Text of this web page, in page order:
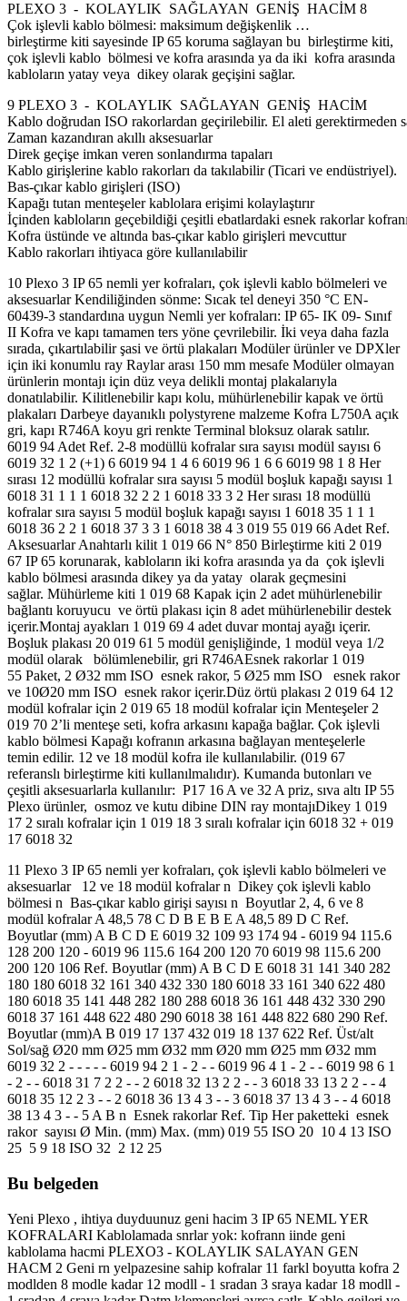
PLEXO 3 - KOLAYLIK SAĞLAYAN GENİŞ HACİM 8
Çok işlevli kablo bölmesi: maksimum değişkenlik …
birleştirme kiti sayesinde IP 65 koruma sağlayan bu birleştirme kiti,
çok işlevli kablo bölmesi ve kofra arasında ya da iki kofra arasında
kabloların yatay veya dikey olarak geçişini sağlar.
9 PLEXO 3 - KOLAYLIK SAĞLAYAN GENİŞ HACİM
Kablo doğrudan ISO rakorlardan geçirilebilir. El aleti gerektirmeden
Zaman kazandıran akıllı aksesuarlar
Direk geçişe imkan veren sonlandırma tapaları
Kablo girişlerine kablo rakorları da takılabilir (Ticari ve endüstriyel).
Bas-çıkar kablo girişleri (ISO)
Kapağı tutan menteşeler kablolara erişimi kolaylaştırır
İçinden kabloların geçebildiği çeşitli ebatlardaki esnek rakorlar
Kofra üstünde ve altında bas-çıkar kablo girişleri mevcuttur
Kablo rakorları ihtiyaca göre kullanılabilir
10 Plexo 3 IP 65 nemli yer kofraları, çok işlevli kablo bölmeleri ve
aksesuarlar Kendiliğinden sönme: Sıcak tel deneyi 350 °C EN-
60439-3 standardına uygun Nemli yer kofraları: IP 65- IK 09- Sınıf
II Kofra ve kapı tamamen ters yöne çevrilebilir. İki veya daha fazla
sırada, çıkartılabilir şasi ve örtü plakaları Modüler ürünler ve DPXler
için iki konumlu ray Raylar arası 150 mm mesafe Modüler olmayan
ürünlerin montajı için düz veya delikli montaj plakalarıyla
donatılabilir. Kilitlenebilir kapı kolu, mühürlenebilir kapak ve örtü
plakaları Darbeye dayanıklı polystyrene malzeme Kofra L750A açık
gri, kapı R746A koyu gri renkte Terminal bloksuz olarak satılır.
6019 94 Adet Ref. 2-8 modüllü kofralar sıra sayısı modül sayısı 6
6019 32 1 2 (+1) 6 6019 94 1 4 6 6019 96 1 6 6 6019 98 1 8 Her
sırası 12 modüllü kofralar sıra sayısı 5 modül boşluk kapağı sayısı 1
6018 31 1 1 1 6018 32 2 2 1 6018 33 3 2 Her sırası 18 modüllü
kofralar sıra sayısı 5 modül boşluk kapağı sayısı 1 6018 35 1 1 1
6018 36 2 2 1 6018 37 3 3 1 6018 38 4 3 019 55 019 66 Adet Ref.
Aksesuarlar Anahtarlı kilit 1 019 66 N° 850 Birleştirme kiti 2 019
67 IP 65 korunarak, kabloların iki kofra arasında ya da çok işlevli
kablo bölmesi arasında dikey ya da yatay olarak geçmesini
sağlar. Mühürleme kiti 1 019 68 Kapak için 2 adet mühürlenebilir
bağlantı koruyucu ve örtü plakası için 8 adet mühürlenebilir destek
içerir.Montaj ayakları 1 019 69 4 adet duvar montaj ayağı içerir.
Boşluk plakası 20 019 61 5 modül genişliğinde, 1 modül veya 1/2
modül olarak bölümlenebilir, gri R746AEsnek rakorlar 1 019
55 Paket, 2 Ø32 mm ISO esnek rakor, 5 Ø25 mm ISO esnek rakor
ve 10Ø20 mm ISO esnek rakor içerir.Düz örtü plakası 2 019 64 12
modül kofralar için 2 019 65 18 modül kofralar için Menteşeler 2
019 70 2’li menteşe seti, kofra arkasını kapağa bağlar. Çok işlevli
kablo bölmesi Kapağı kofranın arkasına bağlayan menteşelerle
temin edilir. 12 ve 18 modül kofra ile kullanılabilir. (019 67
referanslı birleştirme kiti kullanılmalıdır). Kumanda butonları ve
çeşitli aksesuarlarla kullanılır: P17 16 A ve 32 A priz, sıva altı IP 55
Plexo ürünler, osmoz ve kutu dibine DIN ray montajıDikey 1 019
17 2 sıralı kofralar için 1 019 18 3 sıralı kofralar için 6018 32 + 019
17 6018 32
11 Plexo 3 IP 65 nemli yer kofraları, çok işlevli kablo bölmeleri ve
aksesuarlar 12 ve 18 modül kofralar n Dikey çok işlevli kablo
bölmesi n Bas-çıkar kablo girişi sayısı n Boyutlar 2, 4, 6 ve 8
modül kofralar A 48,5 78 C D B E B E A 48,5 89 D C Ref.
Boyutlar (mm) A B C D E 6019 32 109 93 174 94 - 6019 94 115.6
128 200 120 - 6019 96 115.6 164 200 120 70 6019 98 115.6 200
200 120 106 Ref. Boyutlar (mm) A B C D E 6018 31 141 340 282
180 180 6018 32 161 340 432 330 180 6018 33 161 340 622 480
180 6018 35 141 448 282 180 288 6018 36 161 448 432 330 290
6018 37 161 448 622 480 290 6018 38 161 448 822 680 290 Ref.
Boyutlar (mm)A B 019 17 137 432 019 18 137 622 Ref. Üst/alt
Sol/sağ Ø20 mm Ø25 mm Ø32 mm Ø20 mm Ø25 mm Ø32 mm
6019 32 2 - - - - - 6019 94 2 1 - 2 - - 6019 96 4 1 - 2 - - 6019 98 6 1
- 2 - - 6018 31 7 2 2 - - 2 6018 32 13 2 2 - - 3 6018 33 13 2 2 - - 4
6018 35 12 2 3 - - 2 6018 36 13 4 3 - - 3 6018 37 13 4 3 - - 4 6018
38 13 4 3 - - 5 A B n Esnek rakorlar Ref. Tip Her paketteki esnek
rakor sayısı Ø Min. (mm) Max. (mm) 019 55 ISO 20 10 4 13 ISO
25 5 9 18 ISO 32 2 12 25
Bu belgeden
Yeni Plexo , ihtiya duyduunuz geni hacim 3 IP 65 NEML YER
KOFRALARI Kablolamada snrlar yok: kofrann iinde geni
kablolama hacmi PLEXO3 - KOLAYLIK SALAYAN GEN
HACM 2 Geni rn yelpazesine sahip kofralar 11 farkl boyutta kofra 2
modlden 8 modle kadar 12 modll - 1 sradan 3 sraya kadar 18 modll -